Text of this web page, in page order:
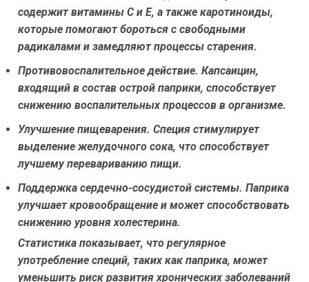
содержит витамины C и E, а также каротиноиды,
которые помогают бороться с свободными
радикалами и замедляют процессы старения.
Противовоспалительное действие. Капсаицин,
входящий в состав острой паприки, способствует
снижению воспалительных процессов в организме.
Улучшение пищеварения. Специя стимулирует
выделение желудочного сока, что способствует
лучшему перевариванию пищи.
Поддержка сердечно-сосудистой системы. Паприка
улучшает кровообращение и может способствовать
снижению уровня холестерина.
Статистика показывает, что регулярное
употребление специй, таких как паприка, может
уменьшить риск развития хронических заболеваний